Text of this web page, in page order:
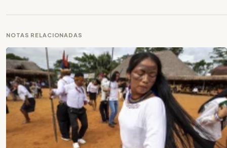
NOTAS RELACIONADAS